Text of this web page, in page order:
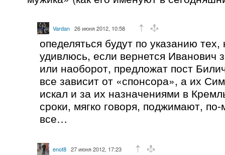
Vardan 26 июня 2012, 10:58
опеделяться будут по указанию
удивлюсь, если вернется Иванович
или наоборот, предложат пост
все зависит от «спонсора», а их
искал и за их назначениями в
сроки, мягко говоря, поджимают,
все…
enot8 27 июня 2012, 17:23